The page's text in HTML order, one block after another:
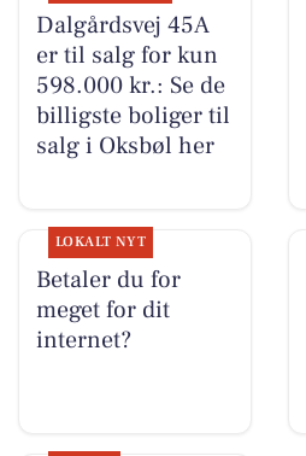
Dalgårdsvej 45A
er til salg for kun
598.000 kr.: Se de
billigste boliger til
salg i Oksbøl her
LOKALT NYT
Betaler du for
meget for dit
internet?